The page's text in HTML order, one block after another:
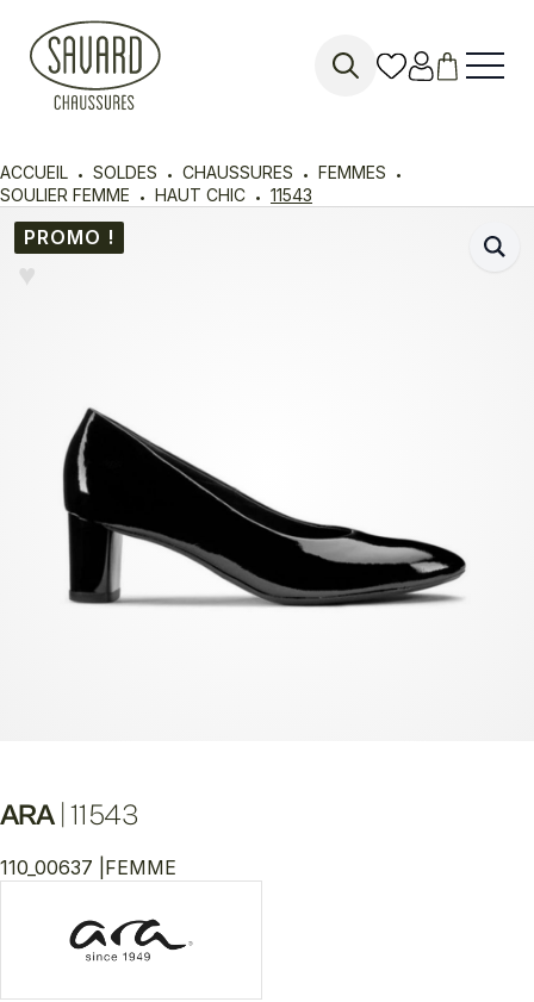
ACCUEIL SOLDES CHAUSSURES
FEMMES
SOULIER FEMME
HAUT CHIC 11543
PROMO !
♥︎
ARA 11543
110_00637 | FEMME